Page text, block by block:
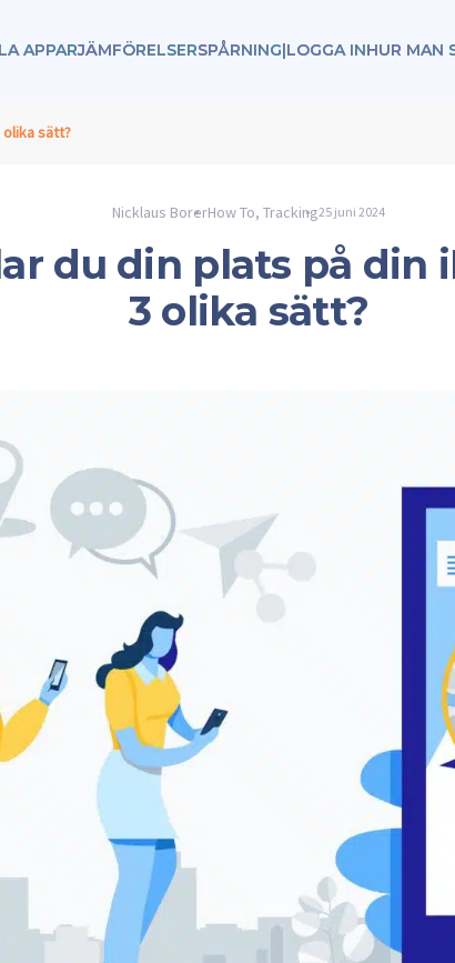
APPARJÄMFÖRELSERSPÅRNING|LOGGA INHUR MAN
olika sätt?
Nicklaus BorerHow To, Tracking25 juni 2024
du din plats på din
3 olika sätt?